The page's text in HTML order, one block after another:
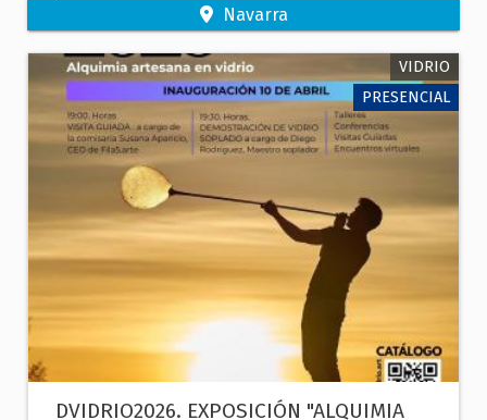
Navarra
VIDRIO
PRESENCIAL
DVIDRIO2026. EXPOSICIÓN "ALQUIMIA